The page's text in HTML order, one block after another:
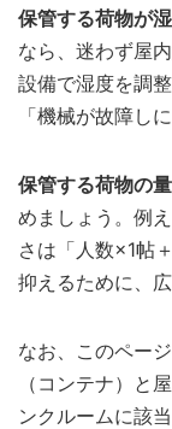
保管する荷物が
なら、迷わず屋
設備で湿度を調
「機械が故障し
保管する荷物の
めましょう。例
さは「人数×1帖
抑えるために、
なお、このペー
（コンテナ）と
ンクルームに該